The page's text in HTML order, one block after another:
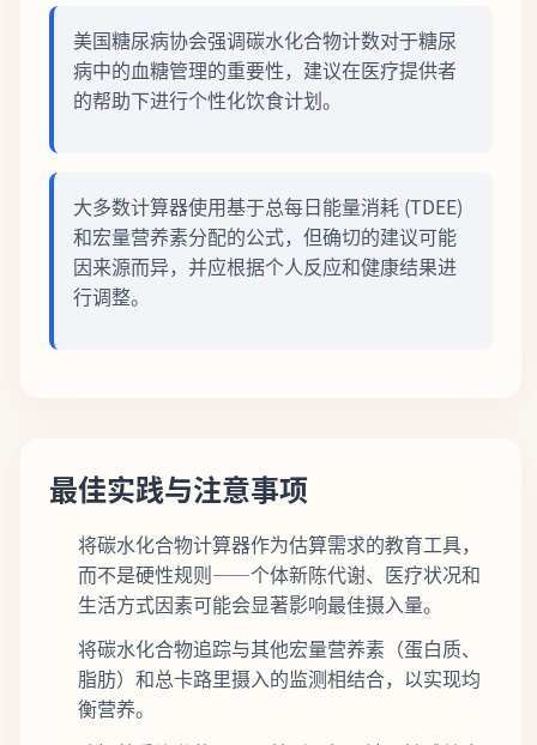
美国糖尿病协会强调碳水化合物计数对于糖尿
病中的血糖管理的重要性，建议在医疗提供者
的帮助下进行个性化饮食计划。
大多数计算器使用基于总每日能量消耗 (TDEE)
和宏量营养素分配的公式，但确切的建议可能
因来源而异，并应根据个人反应和健康结果进
行调整。
最佳实践与注意事项
将碳水化合物计算器作为估算需求的教育工具，
而不是硬性规则——个体新陈代谢、医疗状况和
生活方式因素可能会显著影响最佳摄入量。
将碳水化合物追踪与其他宏量营养素（蛋白质、
脂肪）和总卡路里摄入的监测相结合，以实现均
衡营养。